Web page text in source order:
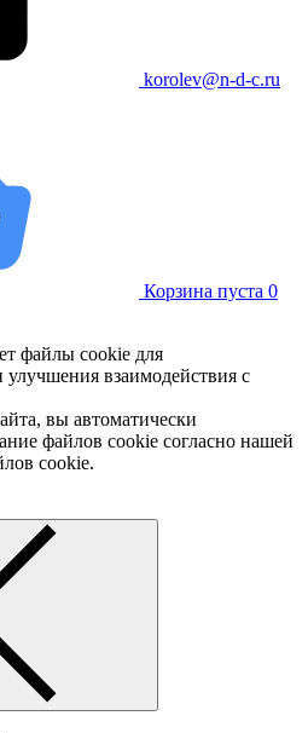
korolev@n-d-c.ru
Корзина пуста 0
файлы cookie для
улучшения взаимодействия с
вы автоматически
файлов cookie согласно нашей
cookie.